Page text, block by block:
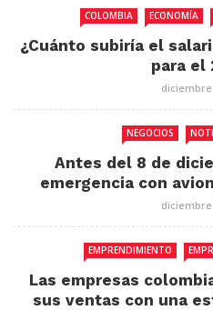
COLOMBIA ECONOMÍA
¿Cuánto subiría el
para el
diciembre
NEGOCIOS
Antes del 8 de
emergencia con
diciembre
EMPRENDIMIENTO
Las empresas
sus ventas con una